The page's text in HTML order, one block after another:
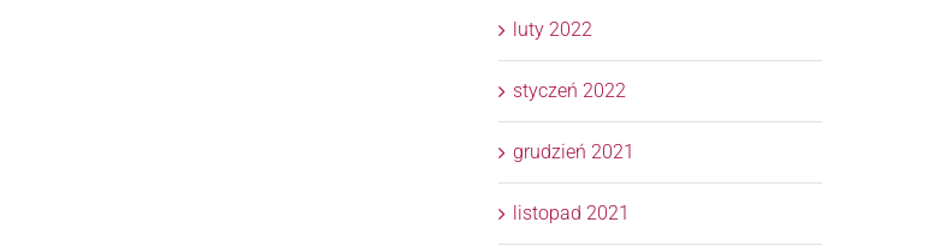
luty 2022
styczeń 2022
grudzień 2021
listopad 2021